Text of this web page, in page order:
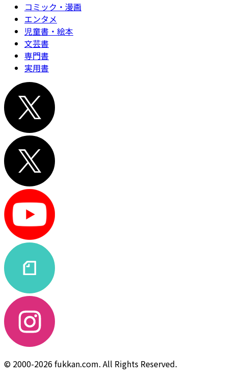
コミック・漫画
エンタメ
児童書・絵本
文芸書
専門書
実用書
© 2000-2026 fukkan.com. All Rights Reserved.